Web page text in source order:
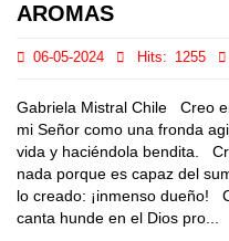
AROMAS
06-05-2024 Hits: 1255
Gabriela Mistral Chile Creo
mi Señor como una fronda
vida y haciéndola bendita.
nada porque es capaz del
lo creado: ¡inmenso dueño!
canta hunde en el Dios pro...